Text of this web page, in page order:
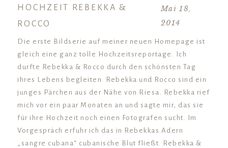
HOCHZEIT REBEKKA &
ROCCO
Mai 18,
2014
Die erste Bildserie auf meiner neuen Homepage ist
gleich eine ganz tolle Hochzeitsreportage. Ich
durfte Rebekka & Rocco durch den schönsten Tag
ihres Lebens begleiten. Rebekka und Rocco sind ein
junges Pärchen aus der Nähe von Riesa. Rebekka rief
mich vor ein paar Monaten an und sagte mir, das sie
für ihre Hochzeit noch einen Fotografen sucht. Im
Vorgespräch erfuhr ich das in Rebekkas Adern
„sangre cubana“ cubanische Blut fließt. Rebekka &